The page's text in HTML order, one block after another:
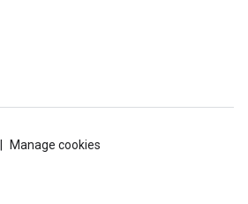
Manage cookies